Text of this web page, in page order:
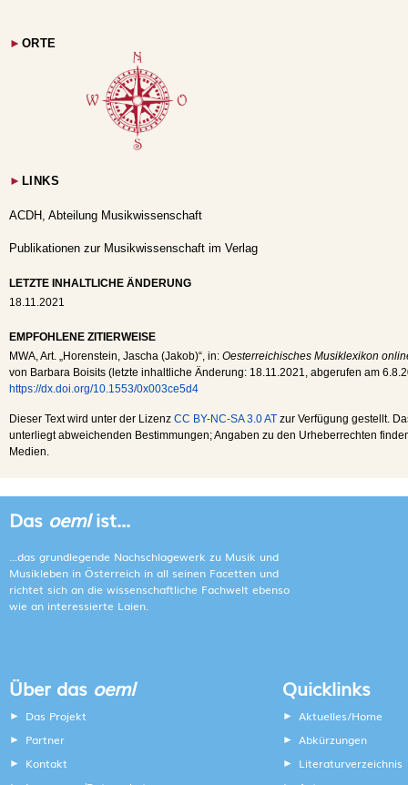
► ORTE
► LINKS
ACDH, Abteilung Musikwissenschaft
Publikationen zur Musikwissenschaft im Verlag
LETZTE INHALTLICHE ÄNDERUNG
18.11.2021
EMPFOHLENE ZITIERWEISE
MWA , Art. „Horenstein, Jascha (Jakob)“, in: Oesterreichisches Musiklexikon
von Barbara Boisits (letzte inhaltliche Änderung: 18.11.2021 , abgerufen am
https://dx.doi.org/10.1553/0x003ce5d4
Dieser Text wird unter der Lizenz CC BY-NC-SA 3.0 AT zur Verfügung gestellt.
unterliegt abweichenden Bestimmungen; Angaben zu den Urheberrechten
Medien.
Das oemlist...
...das grundlegende Nachschlagewerk zu Musik und
Musikleben in Österreich in all seinen Facetten und
richtet sich an die wissenschaftliche Fachwelt ebenso
wie an interessierte Laien.
Über das oeml
Das Projekt
Partner
Kontakt
Quicklinks
Aktuelles/Home
Abkürzungen
Literaturverzeichnis